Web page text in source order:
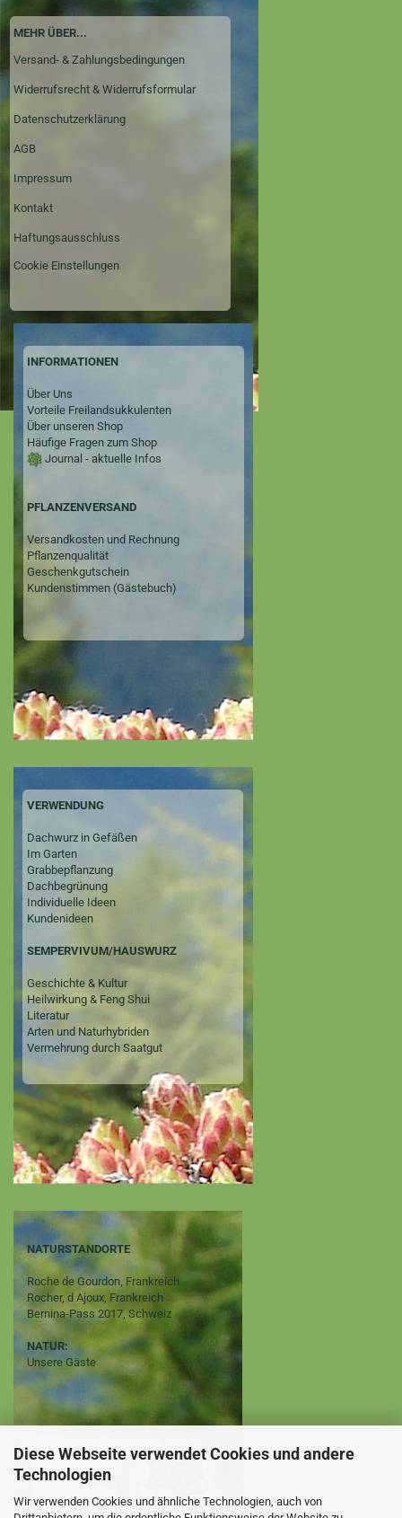
Diese Webseite verwendet Cookies und andere
Technologien
Wir verwenden Cookies und ähnliche Technologien, auch von
MEHR ÜBER...
Versand- & Zahlungsbedingungen
Widerrufsrecht & Widerrufsformular
Datenschutzerklärung
AGB
Impressum
Kontakt
Haftungsausschluss
Cookie Einstellungen
INFORMATIONEN
Über Uns
Vorteile Freilandsukkulenten
Über unseren Shop
Häufige Fragen zum Shop
Journal - aktuelle Infos
PFLANZENVERSAND
Versandkosten und Rechnung
Pflanzenqualität
Geschenkgutschein
Kundenstimmen (Gästebuch)
VERWENDUNG
Dachwurz in Gefäßen
Im Garten
Grabbepflanzung
Dachbegrünung
Individuelle Ideen
Kundenideen
SEMPERVIVUM/HAUSWURZ
Geschichte & Kultur
Heilwirkung & Feng Shui
Literatur
Arten und Naturhybriden
Vermehrung durch Saatgut
NATURSTANDORTE
Roche de Gourdon, Frankreich
Rocher, d Ajoux, Frankreich
Bernina-Pass 2017, Schweiz
NATUR:
Unsere Gäste